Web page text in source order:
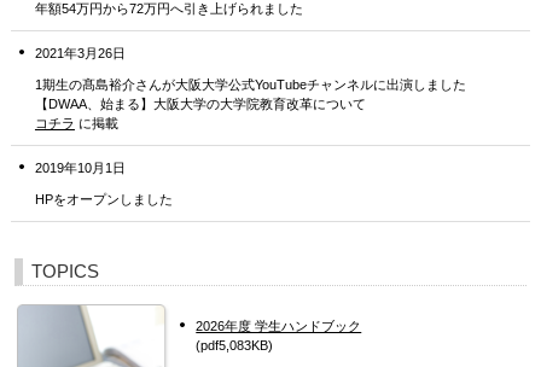
年額54万円から72万円へ引き上げられました
2021年3月26日
1期生の髙島裕介さんが大阪大学公式YouTubeチャンネルに出演しました
【DWAA、始まる】大阪大学の大学院教育改革について
コチラ に掲載
2019年10月1日
HPをオープンしました
TOPICS
2026年度 学生ハンドブック
(pdf5,083KB)